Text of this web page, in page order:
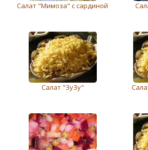
Салат "Мимоза" с сардиной
Салат "ЗуЗу"